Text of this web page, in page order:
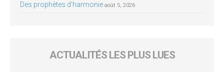
Des prophètes d’harmonie août 5, 2026
ACTUALITÉS LES PLUS LUES